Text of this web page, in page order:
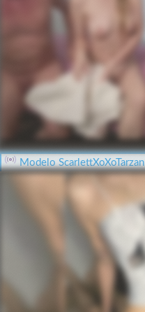
Modelo ScarlettXoXoTarzan